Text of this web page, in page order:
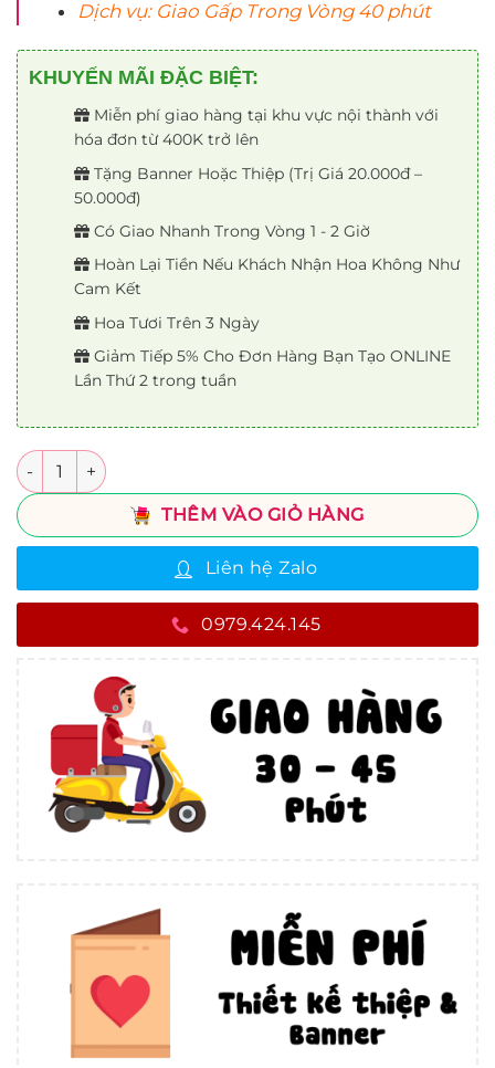
Dịch vụ: Giao Gấp Trong Vòng 40 phút
KHUYẾN MÃI ĐẶC BIỆT:
Miễn phí giao hàng tại khu vực nội thành với
hóa đơn từ 400K trở lên
Tặng Banner Hoặc Thiệp (Trị Giá 20.000đ –
50.000đ)
Có Giao Nhanh Trong Vòng 1 - 2 Giờ
Hoàn Lại Tiền Nếu Khách Nhận Hoa Không Như
Cam Kết
Hoa Tươi Trên 3 Ngày
Giảm Tiếp 5% Cho Đơn Hàng Bạn Tạo ONLINE
Lần Thứ 2 trong tuần
Số lượng
THÊM VÀO GIỎ HÀNG
Liên hệ Zalo
0979.424.145